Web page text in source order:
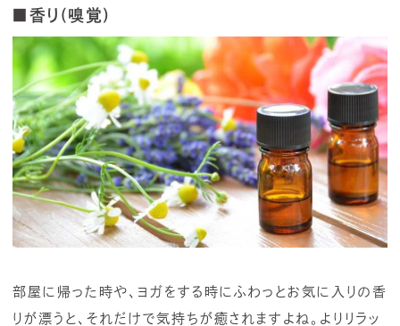
■香り(嗅覚)
部屋に帰った時や、ヨガをする時にふわっとお気に入りの香
りが漂うと、それだけで気持ちが癒されますよね。よりリラッ